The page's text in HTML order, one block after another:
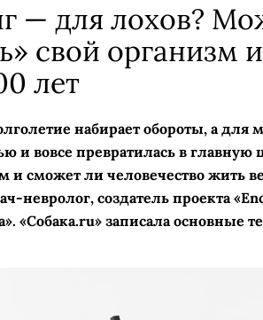
— для лохов?
свой организм
лет
набирает обороты, а для
и вовсе превратилась в главную
и сможет ли человечество жить
невролог, создатель проекта
«Собака.ru» записала основные